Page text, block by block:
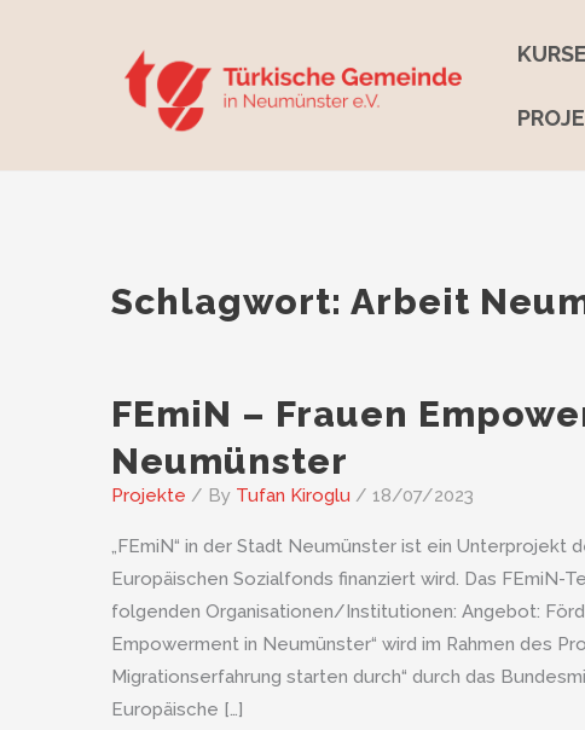
KURSE
Schlagwort: Arbeit
FEmiN – Frauen
Neumünster
Projekte / By Tufan Kiroglu / 18/07/2023
„FEmiN“ in der Stadt Neumünster ist ein Unterprojekt
Europäischen Sozialfonds finanziert wird. Das FEmiN-
folgenden Organisationen/Institutionen: Angebot:
Empowerment in Neumünster“ wird im Rahmen des
Migrationserfahrung starten durch“ durch das
Europäische […]